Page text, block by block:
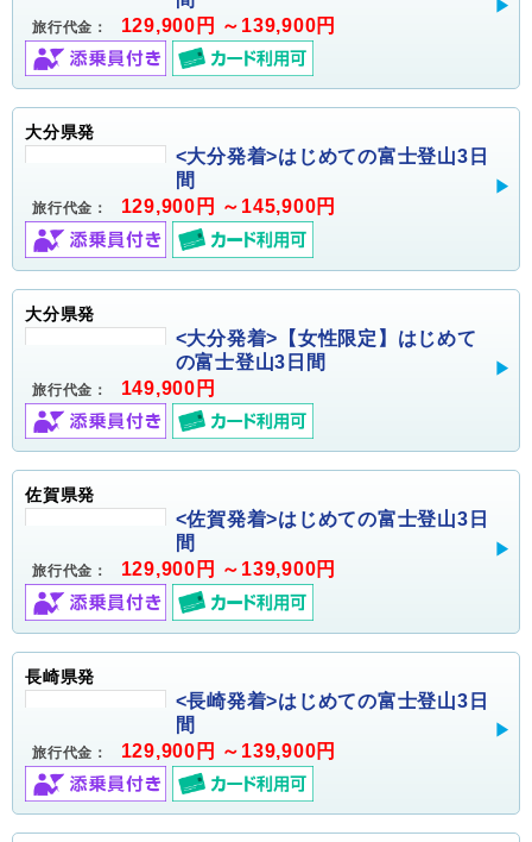
旅行代金： 129,900円 ～139,900円
大分県発
<大分発着>はじめての富士登山3日
間
旅行代金： 129,900円 ～145,900円
大分県発
<大分発着>【女性限定】はじめて
の富士登山3日間
旅行代金： 149,900円
佐賀県発
<佐賀発着>はじめての富士登山3日
間
旅行代金： 129,900円 ～139,900円
長崎県発
<長崎発着>はじめての富士登山3日
間
旅行代金： 129,900円 ～139,900円